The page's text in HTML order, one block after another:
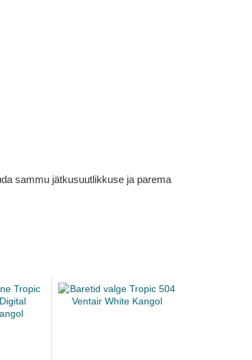
sammu jätkusuutlikkuse ja parema